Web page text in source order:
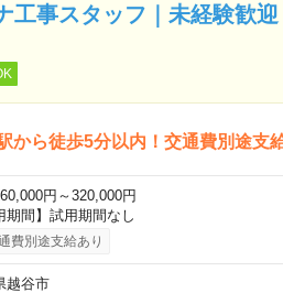
工事スタッフ｜未経験歓
から徒歩5分以内！交通費別途支
円～320,000円
期間】試用期間なし
費別途支給あり
越谷市